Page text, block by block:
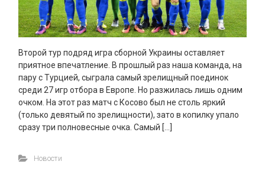
Второй тур подряд игра сборной Украины оставляет
приятное впечатление. В прошлый раз наша команда, на
пару с Турцией, сыграла самый зрелищный поединок
среди 27 игр отбора в Европе. Но разжилась лишь одним
очком. На этот раз матч с Косово был не столь яркий
(только девятый по зрелищности), зато в копилку упало
сразу три полновесные очка. Самый […]
Новости